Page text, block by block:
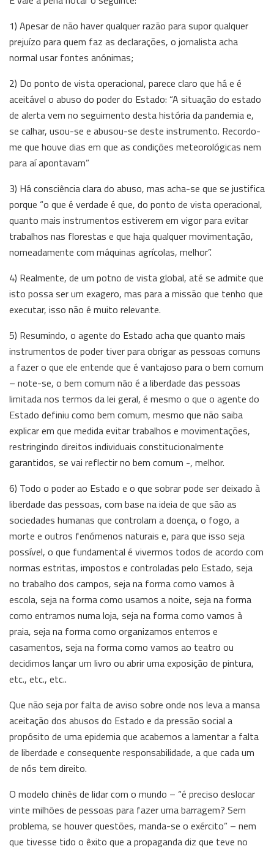
1) Apesar de não haver qualquer razão para supor qualquer
prejuízo para quem faz as declarações, o jornalista acha
normal usar fontes anónimas;
2) Do ponto de vista operacional, parece claro que há e é
aceitável o abuso do poder do Estado: “A situação do estado
de alerta vem no seguimento desta história da pandemia e,
se calhar, usou-se e abusou-se deste instrumento. Recordo-
me que houve dias em que as condições meteorológicas nem
para aí apontavam”
3) Há consciência clara do abuso, mas acha-se que se justifica
porque “o que é verdade é que, do ponto de vista operacional,
quanto mais instrumentos estiverem em vigor para evitar
trabalhos nas florestas e que haja qualquer movimentação,
nomeadamente com máquinas agrícolas, melhor”.
4) Realmente, de um potno de vista global, até se admite que
isto possa ser um exagero, mas para a missão que tenho que
executar, isso não é muito relevante.
5) Resumindo, o agente do Estado acha que quanto mais
instrumentos de poder tiver para obrigar as pessoas comuns
a fazer o que ele entende que é vantajoso para o bem comum
– note-se, o bem comum não é a liberdade das pessoas
limitada nos termos da lei geral, é mesmo o que o agente do
Estado definiu como bem comum, mesmo que não saiba
explicar em que medida evitar trabalhos e movimentações,
restringindo direitos individuais constitucionalmente
garantidos, se vai reflectir no bem comum -, melhor.
6) Todo o poder ao Estado e o que sobrar pode ser deixado à
liberdade das pessoas, com base na ideia de que são as
sociedades humanas que controlam a doença, o fogo, a
morte e outros fenómenos naturais e, para que isso seja
possível, o que fundamental é vivermos todos de acordo com
normas estritas, impostos e controladas pelo Estado, seja
no trabalho dos campos, seja na forma como vamos à
escola, seja na forma como usamos a noite, seja na forma
como entramos numa loja, seja na forma como vamos à
praia, seja na forma como organizamos enterros e
casamentos, seja na forma como vamos ao teatro ou
decidimos lançar um livro ou abrir uma exposição de pintura,
etc., etc., etc..
Que não seja por falta de aviso sobre onde nos leva a mansa
aceitação dos abusos do Estado e da pressão social a
propósito de uma epidemia que acabemos a lamentar a falta
de liberdade e consequente responsabilidade, a que cada um
de nós tem direito.
O modelo chinês de lidar com o mundo – “é preciso deslocar
vinte milhões de pessoas para fazer uma barragem? Sem
problema, se houver questões, manda-se o exército” – nem
que tivesse tido o êxito que a propaganda diz que teve no